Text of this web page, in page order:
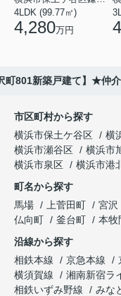
4LDK (99.77㎡)
4,280万円
町801新築戸建て】★仲
市区町村から探す
横浜市保土ケ谷区
横
横浜市瀬谷区
横浜市
横浜市泉区
横浜市港
町名から探す
馬場
上菅田町 宮沢
仏向町
釜台町
本牧
沿線から探す
相鉄本線
京急本線
横須賀線
湘南新宿ラ
相鉄いずみ野線
みな